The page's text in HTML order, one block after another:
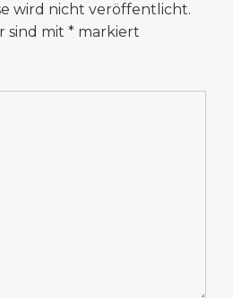
wird nicht veröffentlicht.
sind mit * markiert